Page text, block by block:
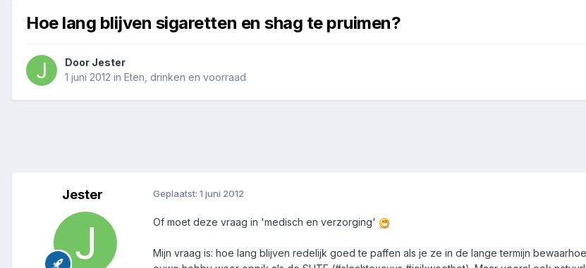
Hoe lang blijven sigaretten en shag te pruimen?
Door Jester
1 juni 2012 in Eten, drinken en voorraad
Jester Geplaatst: 1 juni 2012
Of moet deze vraag in 'medisch en verzorging'
Mijn vraag is: hoe lang blijven redelijk goed te paffen als je ze in de lange termijn